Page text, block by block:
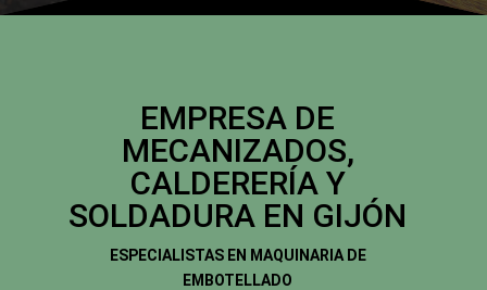
EMPRESA DE
MECANIZADOS,
CALDERERÍA Y
SOLDADURA EN GIJÓN
ESPECIALISTAS EN MAQUINARIA DE
EMBOTELLADO